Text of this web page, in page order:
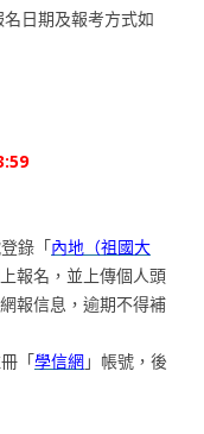
日期及報考方式如
錄「內地（祖國大
報名，並上傳個人頭
報信息，逾期不得補
「學信網」帳號，後